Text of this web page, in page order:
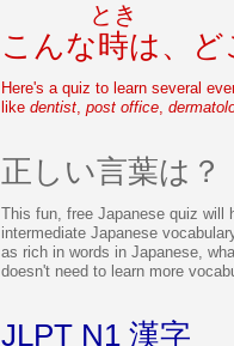
こんな時
とき
は、ど
Here's a quiz to learn several
like dentist, post office,
正しい言葉は？
This fun, free Japanese quiz will
intermediate Japanese
as rich in words in Japanese,
doesn't need to learn more
JLPT N1 漢字